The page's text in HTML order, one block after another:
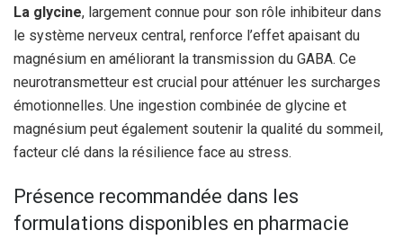
La glycine, largement connue pour son rôle inhibiteur dans
le système nerveux central, renforce l’effet apaisant du
magnésium en améliorant la transmission du GABA. Ce
neurotransmetteur est crucial pour atténuer les surcharges
émotionnelles. Une ingestion combinée de glycine et
magnésium peut également soutenir la qualité du sommeil,
facteur clé dans la résilience face au stress.
Présence recommandée dans les
formulations disponibles en pharmacie